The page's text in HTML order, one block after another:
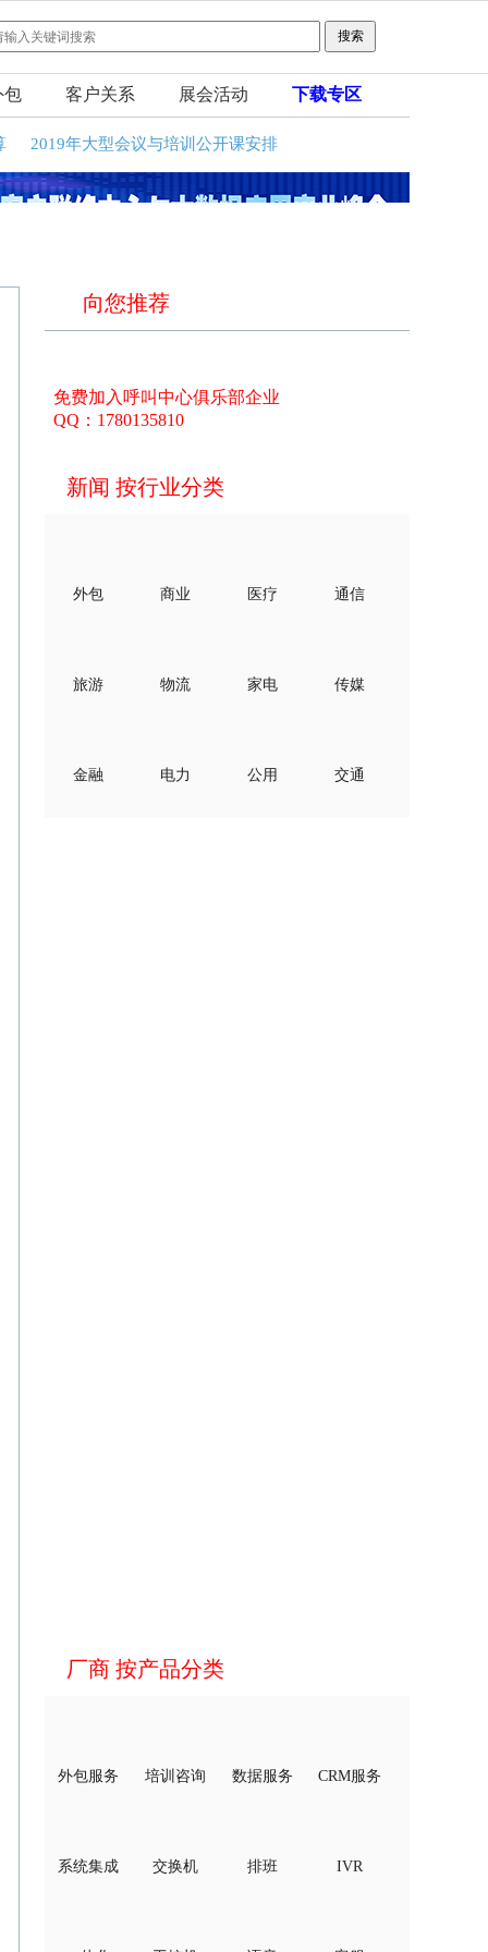
包 客户关系 展会活动 下载专区
2019年大型会议与培训公开课安排
向您推荐
免费加入呼叫中心俱乐部企业
QQ：1780135810
新闻 按行业分类
外包 商业 医疗 通信
旅游 物流 家电 传媒
金融 电力 公用 交通
厂商 按产品分类
外包服务 培训咨询 数据服务 CRM服务
系统集成 交换机 排班 IVR